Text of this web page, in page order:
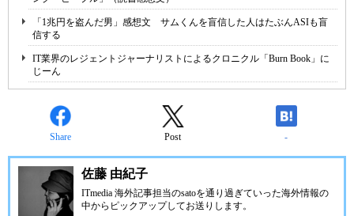
「1兆円を盗んだ男」感想文 サムくんを盲信した人はたぶんASIも盲
信する
IT業界のレジェントジャーナリストによるクロニクル「Burn Book」に
じーん
Share Post -
佐藤 由紀子
ITmedia 海外記事担当のsatoを通り過ぎていった海外情報の
中からピックアップしてお送りします。